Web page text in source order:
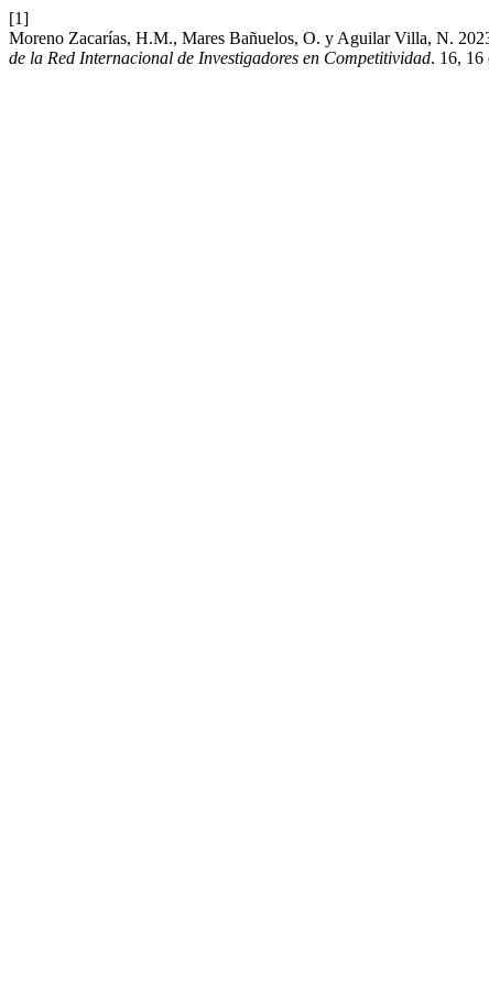
[1]
Moreno Zacarías, H.M., Mares Bañuelos, O. y Aguilar Villa, N.
de la Red Internacional de Investigadores en Competitividad. 16, 16